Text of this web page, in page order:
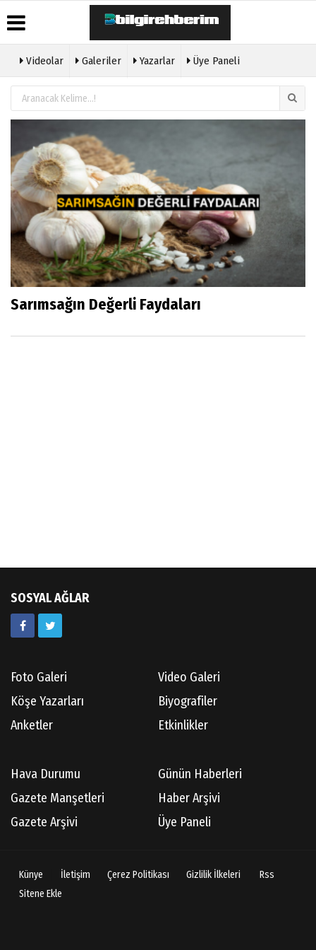
Üye Paneli
Haber
Arşivi
Gazete
Arşivi
Günün
Haberleri
Hava
Gazete
Anketler
Biyografiler
Köşe
Video
Etkinlikler
Künye
Gizlilik
Videolar Galeriler Yazarlar Üye Paneli
Sarımsağın Değerli Faydaları
SOSYAL AĞLAR
Foto Galeri
Video Galeri
Köşe Yazarları
Biyografiler
Anketler
Etkinlikler
Hava Durumu
Günün Haberleri
Gazete Manşetleri
Haber Arşivi
Gazete Arşivi
Üye Paneli
Künye İletişim Çerez Politikası Gizlilik İlkeleri
Rss
Sitene Ekle